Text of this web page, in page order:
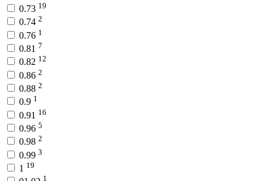
0.73 19
0.74 2
0.76 1
0.81 7
0.82 12
0.86 2
0.88 2
0.9 1
0.91 16
0.96 5
0.98 2
0.99 3
1 19
1